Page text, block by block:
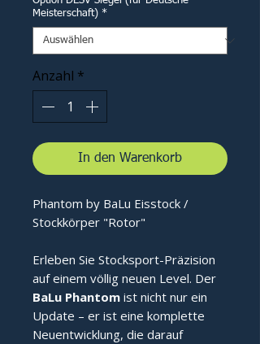
Meisterschaft) *
Anzahl *
In den Warenkorb
Phantom by BaLu Eisstock /
Stockkörper "Rotor"
Erleben Sie Stocksport-Präzision
auf einem völlig neuen Level. Der
BaLu Phantom ist nicht nur ein
Update – er ist eine komplette
Neuentwicklung, die darauf